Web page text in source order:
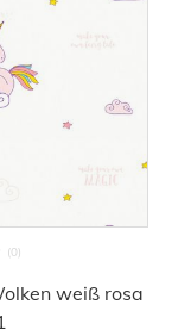
weiß rosa